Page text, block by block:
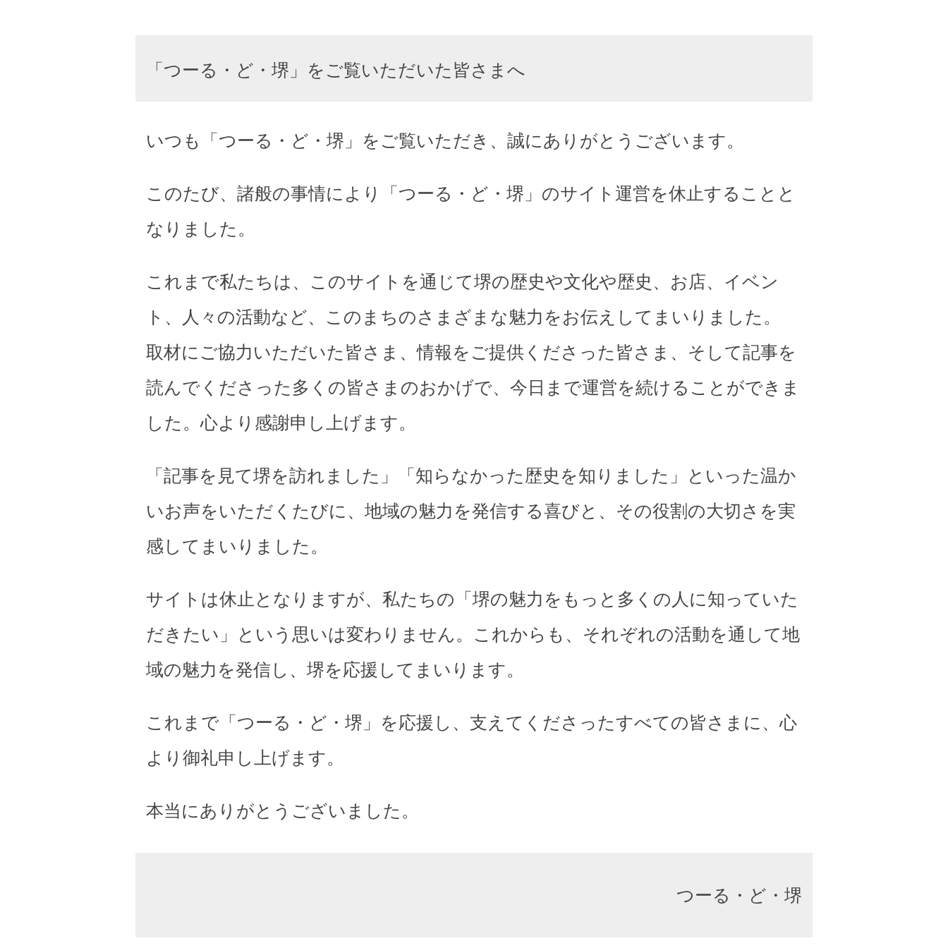
「つーる・ど・堺」をご覧いただいた皆さまへ
いつも「つーる・ど・堺」をご覧いただき、誠にありがとうございます。
このたび、諸般の事情により「つーる・ど・堺」のサイト運営を休止することと
なりました。
これまで私たちは、このサイトを通じて堺の歴史や文化や歴史、お店、イベン
ト、人々の活動など、このまちのさまざまな魅力をお伝えしてまいりました。
取材にご協力いただいた皆さま、情報をご提供くださった皆さま、そして記事を
読んでくださった多くの皆さまのおかげで、今日まで運営を続けることができま
した。心より感謝申し上げます。
「記事を見て堺を訪れました」「知らなかった歴史を知りました」といった温か
いお声をいただくたびに、地域の魅力を発信する喜びと、その役割の大切さを実
感してまいりました。
サイトは休止となりますが、私たちの「堺の魅力をもっと多くの人に知っていた
だきたい」という思いは変わりません。これからも、それぞれの活動を通して地
域の魅力を発信し、堺を応援してまいります。
これまで「つーる・ど・堺」を応援し、支えてくださったすべての皆さまに、心
より御礼申し上げます。
本当にありがとうございました。
つーる・ど・堺